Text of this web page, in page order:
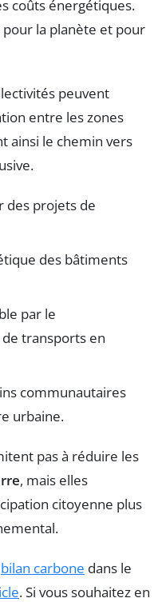
coûts énergétiques.
pour la planète et pour
peuvent
entre les zones
ainsi le chemin vers
des projets de
des bâtiments
par le
transports en
communautaires
urbaine.
pas à réduire les
, mais elles
citoyenne plus
bilan carbone dans le
. Si vous souhaitez en